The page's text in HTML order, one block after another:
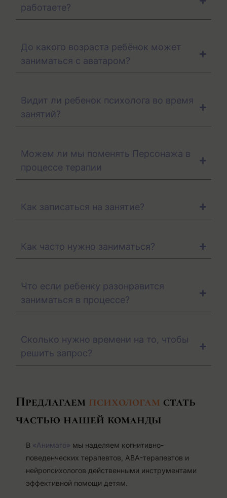
работаете?
До какого возраста ребёнок может
заниматься с аватаром?
Видит ли ребенок психолога во время
занятий?
Можем ли мы поменять Персонажа в
процессе терапии
Как записаться на занятие?
Как часто нужно заниматься?
Что если ребенку разонравится
заниматься в процессе?
Сколько нужно времени на то, чтобы
решить запрос?
Предлагаем психологам стать
частью нашей команды
В «Анимаго» мы наделяем когнитивно-
поведенческих терапевтов, ABA-терапевтов и
нейропсихологов действенными инструментами
эффективной помощи детям.